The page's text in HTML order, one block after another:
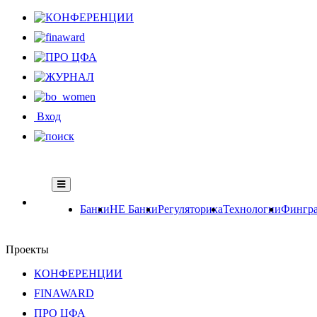
Вход
БанкиНЕ БанкиРегуляторикаТехнологии
Проекты
КОНФЕРЕНЦИИ
FINAWARD
ПРО ЦФА